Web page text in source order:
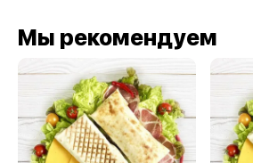
Мы рекомендуем